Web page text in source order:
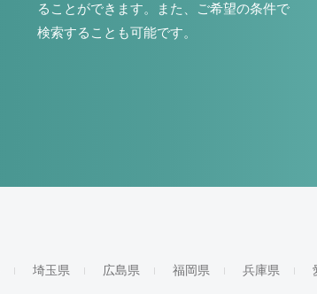
ることができます。また、ご希望の条件で
検索することも可能です。
埼玉県 広島県 福岡県 兵庫県